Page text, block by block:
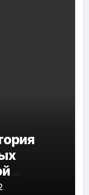
олимп